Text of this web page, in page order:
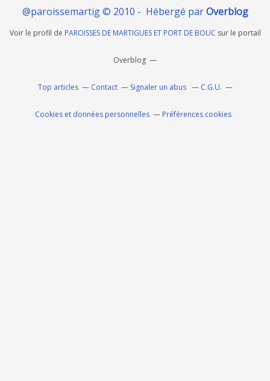
@paroissemartig © 2010 - Hébergé parOverblog
Voir le profil de PAROISSES DE MARTIGUES ET PORT DE BOUC sur le portail
Overblog
Top articles Contact Signaler un abus C.G.U.
Cookies et données personnelles Préférences cookies